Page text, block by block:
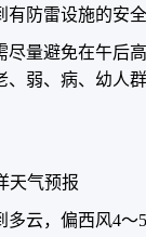
防雷设施的安全
量避免在午后
弱、病、幼人
天气预报
云，偏西风4～